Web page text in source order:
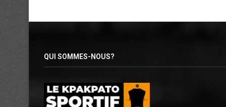
QUI SOMMES-NOUS?